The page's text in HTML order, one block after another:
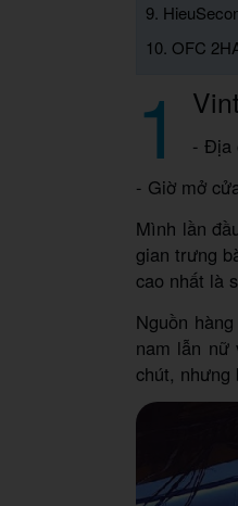
9.
10. OFC
1 - Địa
- Giờ mở
Mình lần
gian trưng
cao nhất là
Nguồn
nam lẫn nữ
chút, nhưng